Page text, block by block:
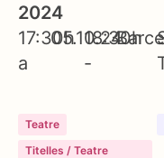
2024
17:30h
a
05.10.24
18:30h
-
Teatre
Titelles / Teatre